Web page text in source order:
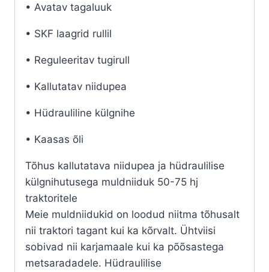
• Avatav tagaluuk
• SKF laagrid rullil
• Reguleeritav tugirull
• Kallutatav niidupea
• Hüdrauliline külgnihe
• Kaasas õli
Tõhus kallutatava niidupea ja hüdraulilise
külgnihutusega muldniiduk 50-75 hj
traktoritele
Meie muldniidukid on loodud niitma tõhusalt
nii traktori tagant kui ka kõrvalt. Ühtviisi
sobivad nii karjamaale kui ka põõsastega
metsaradadele. Hüdraulilise